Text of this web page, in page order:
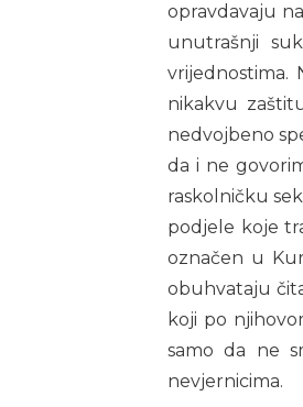
opravdavaju
unutrašnji
vrijednostima.
nikakvu
nedvojbeno
da i ne
raskolničku
podjele koje
označen u
obuhvataju
koji po
samo da ne
nevjernicima.